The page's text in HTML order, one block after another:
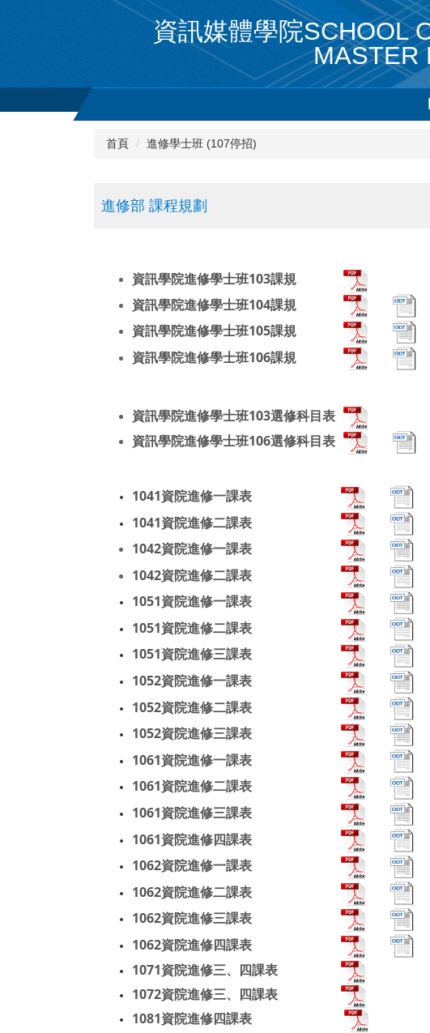
區
資訊媒體學院SCHOOL
MASTER
首頁 進修學士班 (107停招)
進修部 課程規劃
資訊學院進修學士班103課規
資訊學院進修學士班104課規
資訊學院進修學士班105課規
資訊學院進修學士班106課規
資訊學院進修學士班103選修科目表
資訊學院進修學士班106選修科目表
1041資院進修一課表
1041資院進修二課表
1042資院進修一課表
1042資院進修二課表
1051資院進修一課表
1051資院進修二課表
1051資院進修三課表
1052資院進修一課表
1052資院進修二課表
1052資院進修三課表
1061資院進修一課表
1061資院進修二課表
1061資院進修三課表
1061資院進修四課表
1062資院進修一課表
1062資院進修二課表
1062資院進修三課表
1062資院進修四課表
1071資院進修三、四課表
1072資院進修三、四課表
1081資院進修四課表